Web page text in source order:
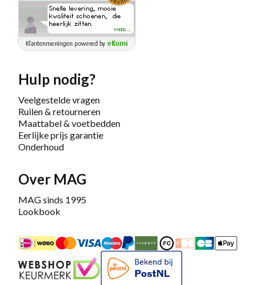
Hulp nodig?
Veelgestelde vragen
Ruilen & retourneren
Maattabel & voetbedden
Eerlijke prijs garantie
Onderhoud
Over MAG
MAG sinds 1995
Lookbook
iDEALMastercardBancontact
Maestro
PayPalRiverty/Afterpay
FashionCheque
Overboeking
CarteApple
Keurmerk